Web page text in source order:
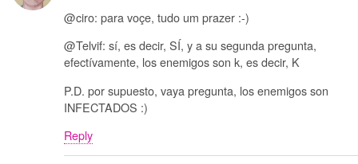
@ciro: para voçe, tudo um prazer :-)
@Telvif: sí, es decir, SÍ, y a su segunda pregunta,
efectívamente, los enemigos son k, es decir, K
P.D. por supuesto, vaya pregunta, los enemigos son
INFECTADOS :)
Reply